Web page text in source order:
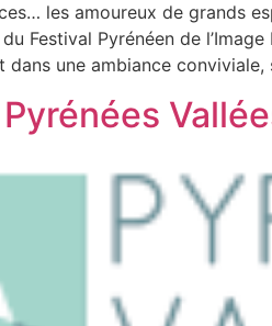
les amoureux de grands
Festival Pyrénéen de
une ambiance